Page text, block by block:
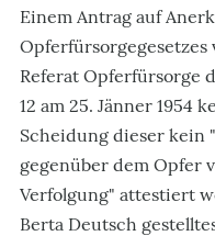
Einem Antrag auf
Opferfürsorgegesetzes
Referat Opferfürsorge
12 am 25. Jänner 1954
Scheidung dieser kein
gegenüber dem Opfer
Verfolgung" attestiert
Berta Deutsch